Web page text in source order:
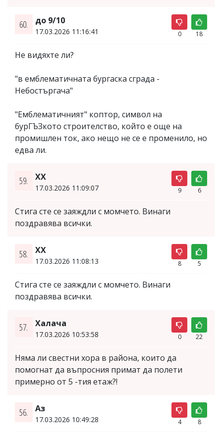
60. до 9/10
17.03.2026 11:16:41 0 18
Не видяхте ли?
"в емблематичната бургаска сграда -
Небостъргача"
"Емблематичният" коптор, символ на
бурГЪЗкото строителство, който е още на
промишлен ток, ако нещо не се е променило, но
едва ли.
59. XX
17.03.2026 11:09:07 9 6
Стига сте се заяждли с момчето. Винаги
поздравява всички.
58. XX
17.03.2026 11:08:13 8 5
Стига сте се заяждли с момчето. Винаги
поздравява всички.
57. Халача
17.03.2026 10:53:58 0 22
Няма ли свестни хора в района, които да
помогнат да въпросния примат да полети
примерно от 5 -тия етаж?!
56. Аз
17.03.2026 10:49:28 4 8